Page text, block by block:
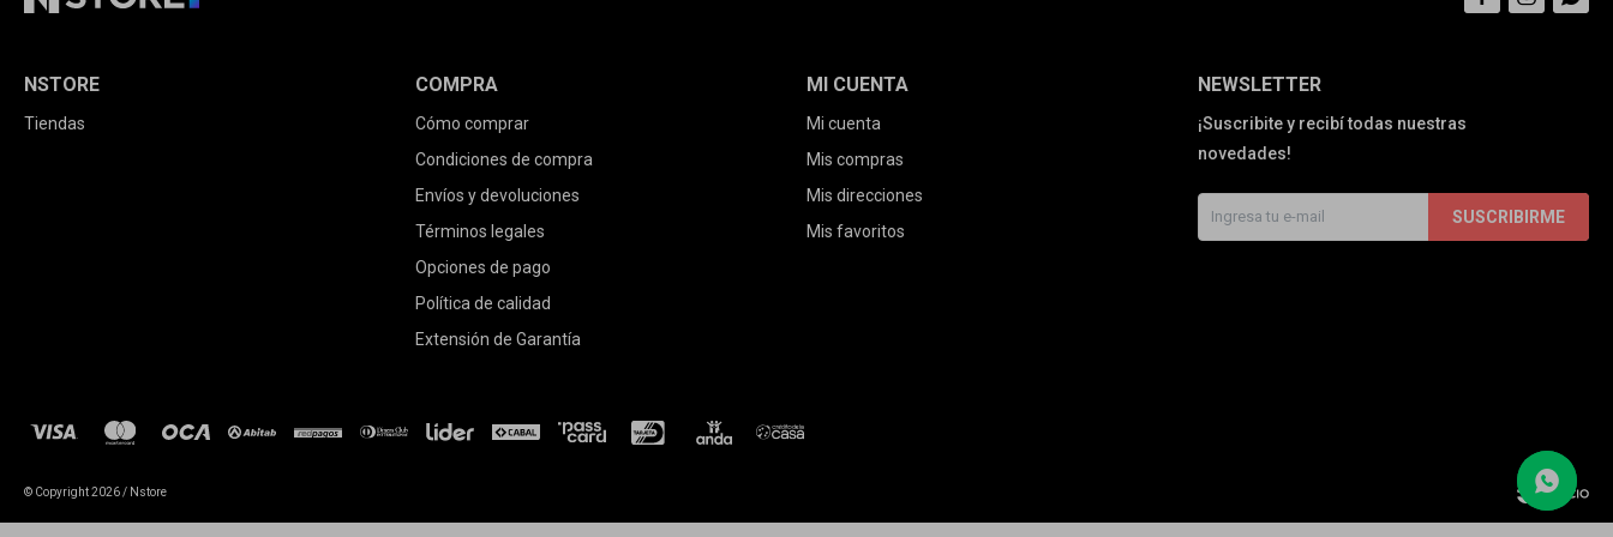
NEWSLETTER
¡Suscribite y recibí todas nuestras
novedades!
SUSCRIBIRME
NSTORE
Tiendas
COMPRA
Cómo comprar
Condiciones de compra
Envíos y devoluciones
Términos legales
Opciones de pago
Política de calidad
Extensión de Garantía
MI CUENTA
Mi cuenta
Mis compras
Mis direcciones
Mis favoritos
© Copyright 2026 / Nstore